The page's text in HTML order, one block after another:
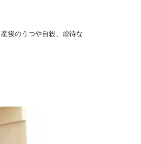
後のうつや自殺、虐待な